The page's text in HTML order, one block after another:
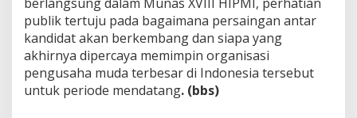
publik tertuju pada bagaimana persaingan antar
kandidat akan berkembang dan siapa yang
akhirnya dipercaya memimpin organisasi
pengusaha muda terbesar di Indonesia tersebut
untuk periode mendatang. (bbs)